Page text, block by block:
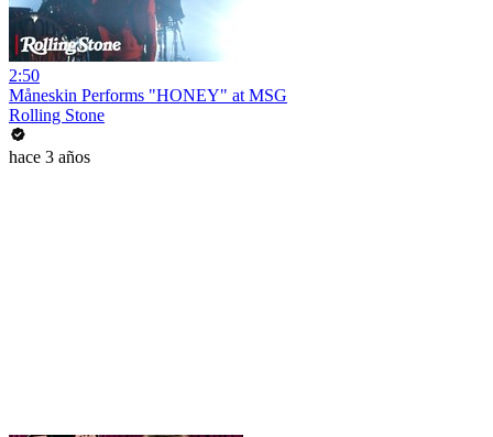
2:50
Måneskin Performs "HONEY" at MSG
Rolling Stone
hace 3 años